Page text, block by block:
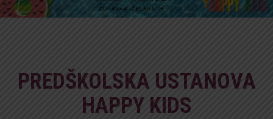
PREDŠKOLSKA USTANOVA
HAPPY KIDS